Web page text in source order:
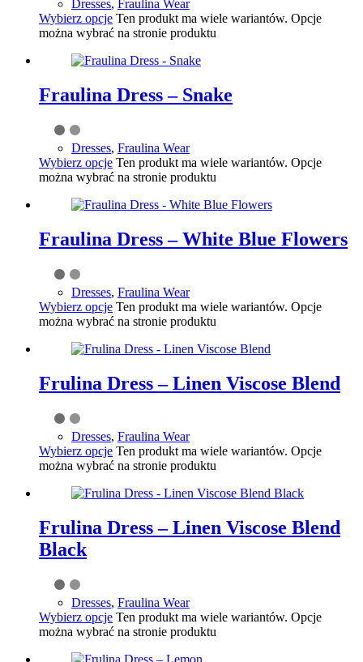
Dresses, Fraulina Wear
Wybierz opcje Ten produkt ma wiele wariantów. Opcje
można wybrać na stronie produktu
Fraulina Dress – Snake
Dresses, Fraulina Wear
Wybierz opcje Ten produkt ma wiele wariantów. Opcje
można wybrać na stronie produktu
Fraulina Dress – White Blue Flowers
Dresses, Fraulina Wear
Wybierz opcje Ten produkt ma wiele wariantów. Opcje
można wybrać na stronie produktu
Frulina Dress – Linen Viscose Blend
Dresses, Fraulina Wear
Wybierz opcje Ten produkt ma wiele wariantów. Opcje
można wybrać na stronie produktu
Frulina Dress – Linen Viscose Blend
Black
Dresses, Fraulina Wear
Wybierz opcje Ten produkt ma wiele wariantów. Opcje
można wybrać na stronie produktu